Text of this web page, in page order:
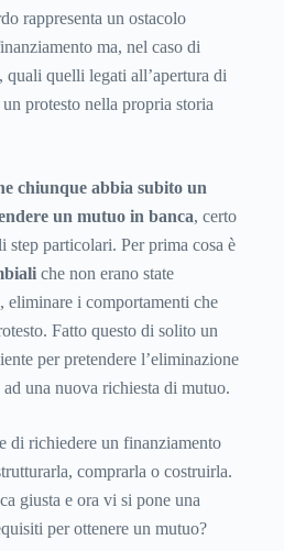
rappresenta un ostacolo
ma, nel caso di
quelli legati all’apertura di
protesto nella propria storia
chiunque abbia subito un
un mutuo in banca, certo
step particolari. Per prima cosa è
che non erano state
eliminare i comportamenti che
Fatto questo di solito un
per pretendere l’eliminazione
una nuova richiesta di mutuo.
di richiedere un finanziamento
comprarla o costruirla.
giusta e ora vi si pone una
per ottenere un mutuo?